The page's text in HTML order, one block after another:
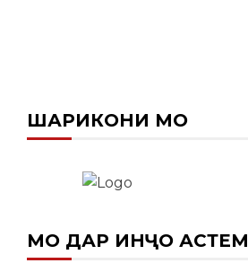
ШАРИКОНИ МО
МО ДАР ИНҶО ҲАСТЕМ